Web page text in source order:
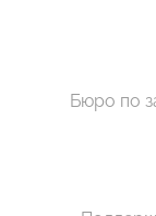
Бюро по